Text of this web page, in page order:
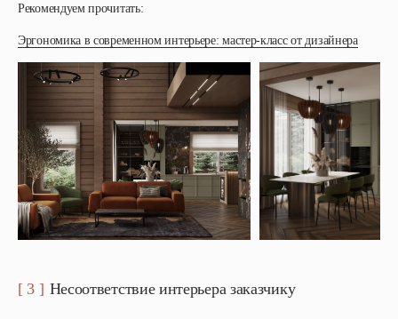
Рекомендуем прочитать:
Эргономика в современном интерьере: мастер-класс от дизайнера
[ 3 ] Несоответствие интерьера заказчику